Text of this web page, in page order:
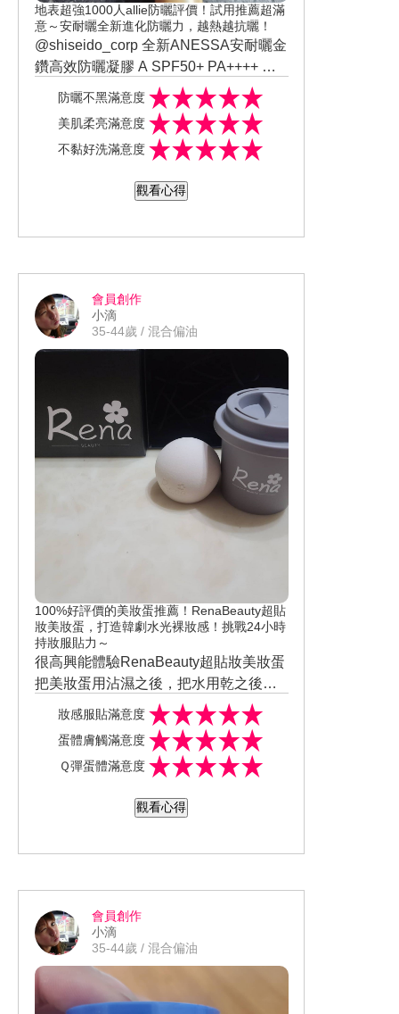
地表超強1000人allie防曬評價！試用推薦超滿
意～安耐曬全新進化防曬力，越熱越抗曬！
@shiseido_corp 全新ANESSA安耐曬金
鑽高效防曬凝膠 A SPF50+ PA++++ 第
一次使用凝膠防曬原想說，只要是高防
曬係數通常擦在臉上整個會很悶很黏，
但使用）ANESSA安耐曬金鑽高效防曬
凝膠 A SPF50+ PA++++，竟然意外的驚
味，擦在臉上很清爽完全不黏，擦完之
我嚇一大跳，高防曬係數擦在臉上整個
的人真的很適合這瓶。
防曬不黑滿意度
美肌柔亮滿意度
不黏好洗滿意度
觀看心得
會員創作
小滴
35-44歲 / 混合偏油
100%好評價的美妝蛋推薦！RenaBeauty超貼
妝美妝蛋，打造韓劇水光裸妝感！挑戰24小時
持妝服貼力～
很高興能體驗RenaBeauty超貼妝美妝蛋
把美妝蛋用沾濕之後，把水用乾之後使
用一點粉底液沾到臉上之後再用美妝
蛋，慢慢的把粉底液在臉上推開，整個
妝感就是整個很服貼不會像用手指直接
推開一樣厚，整體皮膚看起來就是輕薄
貼，美妝蛋的材質Q很多紮實而且怎麼捏
能回彈效果還不錯，這個使用完我還會
妝感服貼滿意度
蛋體膚觸滿意度
Ｑ彈蛋體滿意度
觀看心得
會員創作
小滴
35-44歲 / 混合偏油